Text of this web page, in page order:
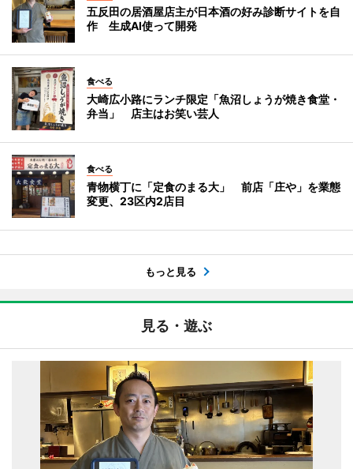
五反田の居酒屋店主が日本酒の好み診断サイトを自
作 生成AI使って開発
食べる
大崎広小路にランチ限定「魚沼しょうが焼き食堂・
弁当」 店主はお笑い芸人
食べる
青物横丁に「定食のまる大」 前店「庄や」を業態
変更、23区内2店目
もっと見る
見る・遊ぶ